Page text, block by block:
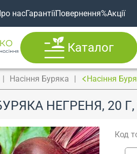
насГарантіїПовернення%Акції
Каталог
Насіння Буряка Насіння
НЕГРЕНЯ, 20 Г,
Код